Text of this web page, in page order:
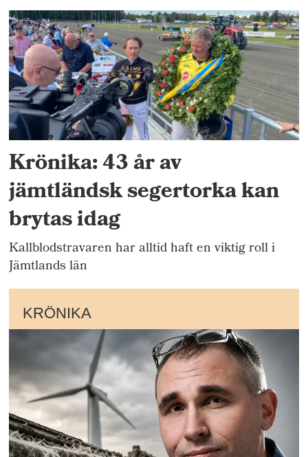
Krönika: 43 år av
jämtländsk segertorka kan
brytas idag
Kallblodstravaren har alltid haft en viktig roll i
Jämtlands län
KRÖNIKA